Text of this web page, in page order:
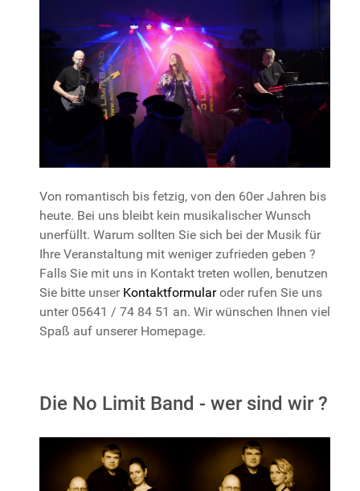
Von romantisch bis fetzig, von den 60er Jahren bis
heute. Bei uns bleibt kein musikalischer Wunsch
unerfüllt. Warum sollten Sie sich bei der Musik für
Ihre Veranstaltung mit weniger zufrieden geben ?
Falls Sie mit uns in Kontakt treten wollen, benutzen
Sie bitte unser Kontaktformularoder rufen Sie uns
unter 05641 / 74 84 51 an. Wir wünschen Ihnen viel
Spaß auf unserer Homepage.
Die No Limit Band - wer sind wir ?